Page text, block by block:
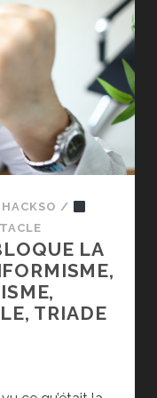
LE
HACKER
SOCIAL
METTRE
MÉDITER ?
ALTRUISTE ?
À
ÊTRE
PLUS
COMPATISSANT ?
/
LA
TRIADE